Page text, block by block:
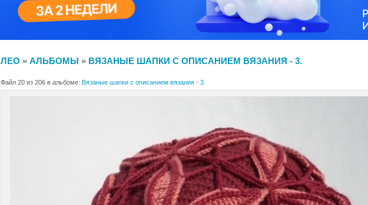
ЛЕО » АЛЬБОМЫ » ВЯЗАНЫЕ ШАПКИ С ОПИСАНИЕМ ВЯЗАНИЯ - 3.
Файл 20 из 206 в альбоме: Вязаные шапки с описанием вязания - 3.